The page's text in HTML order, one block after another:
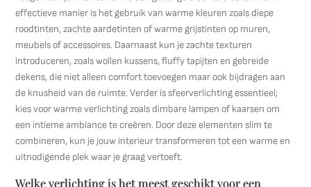
effectieve manier is het gebruik van warme kleuren zoals diepe
roodtinten, zachte aardetinten of warme grijstinten op muren,
meubels of accessoires. Daarnaast kun je zachte texturen
introduceren, zoals wollen kussens, fluffy tapijten en gebreide
dekens, die niet alleen comfort toevoegen maar ook bijdragen aan
de knusheid van de ruimte. Verder is sfeerverlichting essentieel;
kies voor warme verlichting zoals dimbare lampen of kaarsen om
een intieme ambiance te creëren. Door deze elementen slim te
combineren, kun je jouw interieur transformeren tot een warme en
uitnodigende plek waar je graag vertoeft.
Welke verlichting is het meest geschikt voor een